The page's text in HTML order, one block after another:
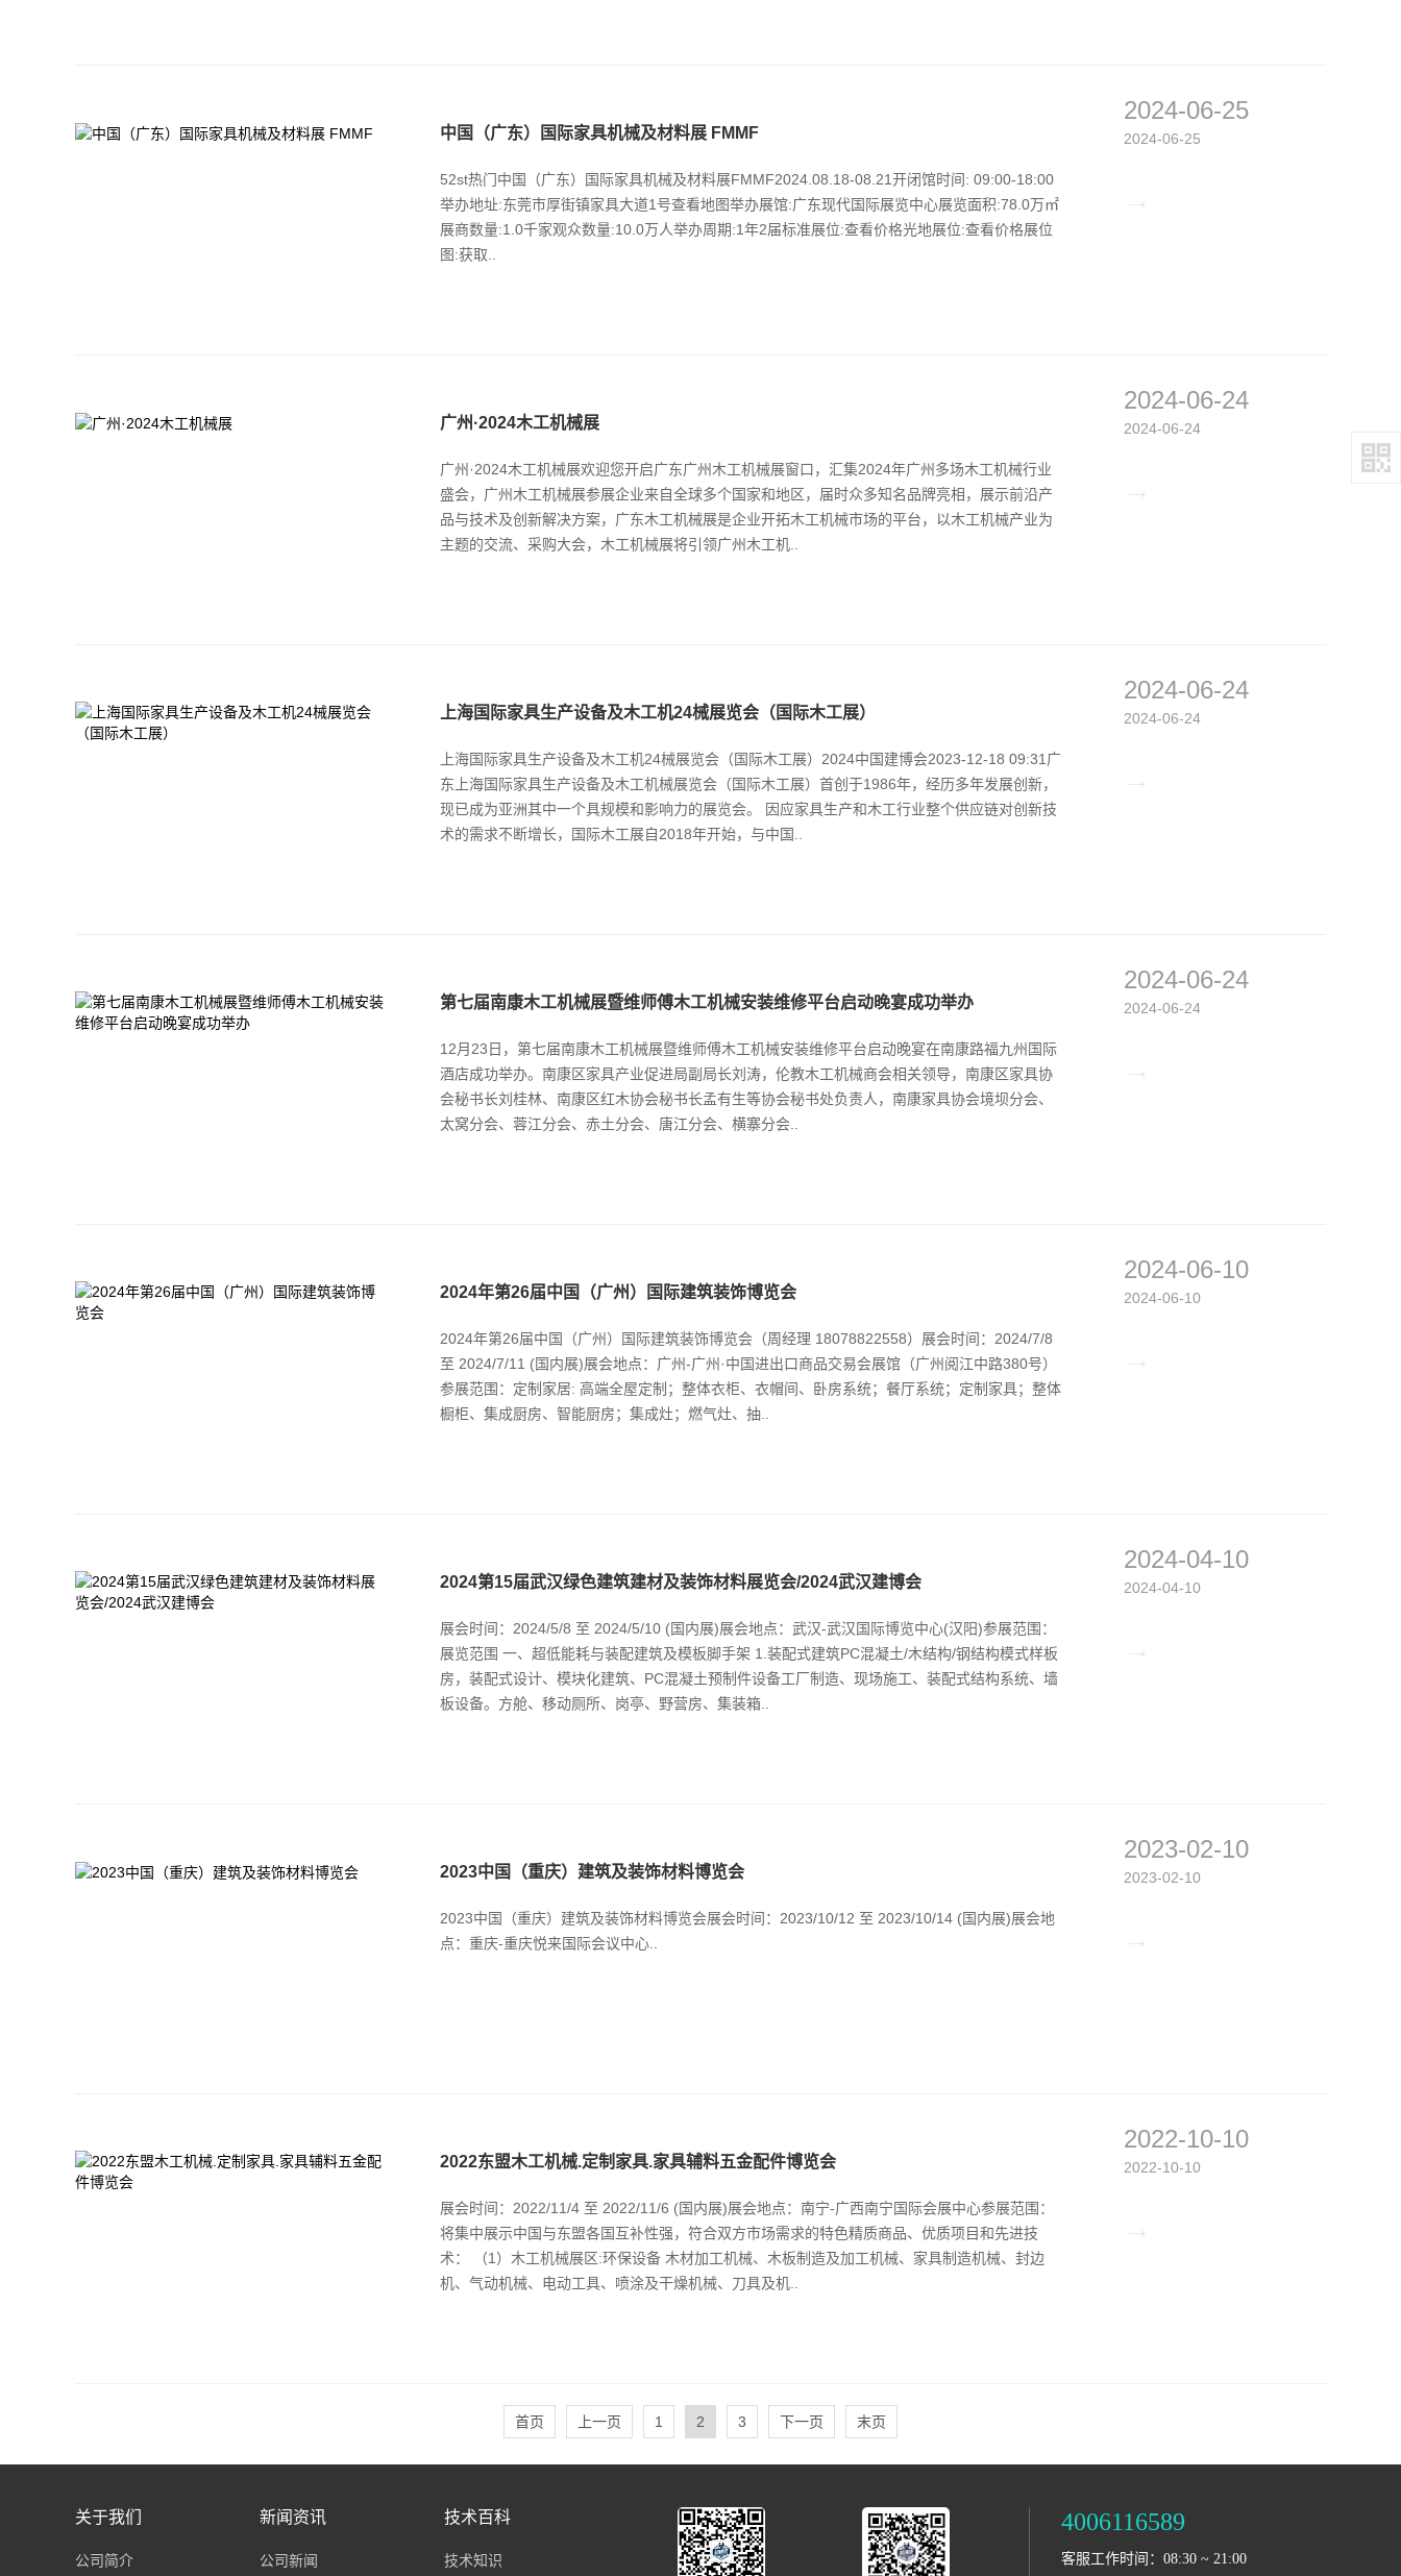
中国（广东）国际家具机械及材料展 FMMF
52st热门中国（广东）国际家具机械及材料展FMMF2024.08.18-08.21开闭馆时间: 09:00-18:00
举办地址:东莞市厚街镇家具大道1号查看地图举办展馆:广东现代国际展览中心展览面积:78.0万㎡
展商数量:1.0千家观众数量:10.0万人举办周期:1年2届标准展位:查看价格光地展位:查看价格展位
图:获取..
2024-06-25
2024-06-25
广州·2024木工机械展
广州·2024木工机械展欢迎您开启广东广州木工机械展窗口，汇集2024年广州多场木工机械行业
盛会，广州木工机械展参展企业来自全球多个国家和地区，届时众多知名品牌亮相，展示前沿产
品与技术及创新解决方案，广东木工机械展是企业开拓木工机械市场的平台，以木工机械产业为
主题的交流、采购大会，木工机械展将引领广州木工机..
2024-06-24
2024-06-24
上海国际家具生产设备及木工机24械展览会（国际木工展）
上海国际家具生产设备及木工机24械展览会（国际木工展）2024中国建博会2023-12-18 09:31广
东上海国际家具生产设备及木工机械展览会（国际木工展）首创于1986年，经历多年发展创新，
现已成为亚洲其中一个具规模和影响力的展览会。 因应家具生产和木工行业整个供应链对创新技
术的需求不断增长，国际木工展自2018年开始，与中国..
2024-06-24
2024-06-24
第七届南康木工机械展暨维师傅木工机械安装维修平台启动晚宴成功举办
12月23日，第七届南康木工机械展暨维师傅木工机械安装维修平台启动晚宴在南康路福九州国际
酒店成功举办。南康区家具产业促进局副局长刘涛，伦教木工机械商会相关领导，南康区家具协
会秘书长刘桂林、南康区红木协会秘书长孟有生等协会秘书处负责人，南康家具协会境坝分会、
太窝分会、蓉江分会、赤土分会、唐江分会、横寨分会..
2024-06-24
2024-06-24
2024年第26届中国（广州）国际建筑装饰博览会
2024年第26届中国（广州）国际建筑装饰博览会（周经理 18078822558）展会时间：2024/7/8
至 2024/7/11 (国内展)展会地点：广州-广州·中国进出口商品交易会展馆（广州阅江中路380号）
参展范围：定制家居: 高端全屋定制；整体衣柜、衣帽间、卧房系统；餐厅系统；定制家具；整体
橱柜、集成厨房、智能厨房；集成灶；燃气灶、抽..
2024-06-10
2024-06-10
2024第15届武汉绿色建筑建材及装饰材料展览会/2024武汉建博会
展会时间：2024/5/8 至 2024/5/10 (国内展)展会地点：武汉-武汉国际博览中心(汉阳)参展范围：
展览范围 一、超低能耗与装配建筑及模板脚手架 1.装配式建筑PC混凝土/木结构/钢结构模式样板
房，装配式设计、模块化建筑、PC混凝土预制件设备工厂制造、现场施工、装配式结构系统、墙
板设备。方舱、移动厕所、岗亭、野营房、集装箱..
2024-04-10
2024-04-10
2023中国（重庆）建筑及装饰材料博览会
2023中国（重庆）建筑及装饰材料博览会展会时间：2023/10/12 至 2023/10/14 (国内展)展会地
点：重庆-重庆悦来国际会议中心..
2023-02-10
2023-02-10
2022东盟木工机械.定制家具.家具辅料五金配件博览会
展会时间：2022/11/4 至 2022/11/6 (国内展)展会地点：南宁-广西南宁国际会展中心参展范围：
将集中展示中国与东盟各国互补性强，符合双方市场需求的特色精质商品、优质项目和先进技
术： （1）木工机械展区:环保设备 木材加工机械、木板制造及加工机械、家具制造机械、封边
机、气动机械、电动工具、喷涂及干燥机械、刀具及机..
2022-10-10
2022-10-10
首页 上一页 1 2 3 下一页 末页
关于我们
公司简介
新闻资讯
公司新闻
技术百科
技术知识
4006116589
客服工作时间：08:30 ~ 21:00